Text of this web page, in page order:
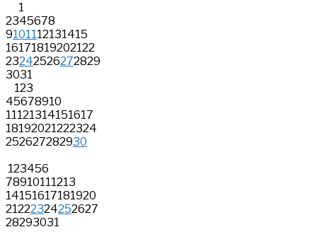
1
2345678
9101112131415
16171819202122
23242526272829
3031
123
45678910
11121314151617
18192021222324
252627282930
123456
78910111213
14151617181920
21222324252627
28293031